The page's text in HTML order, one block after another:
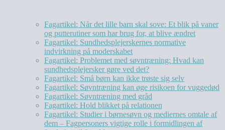
Fagartikel: Når det lille barn skal sove: Et blik på vaner
og putterutiner som har brug for, at blive ændret
Fagartikel: Sundhedsplejerskernes normative
indvirkning på moderskabet
Fagartikel: Problemet med søvntræning: Hvad kan
sundhedsplejersker gøre ved det?
Fagartikel: Små børn kan ikke trøste sig selv
Fagartikel: Søvntræning kan øge risikoen for vuggedød
Fagartikel: Søvntræning med gråd
Fagartikel: Hold blikket på relationen
Fagartikel: Studier i børnesøvn og mediernes omtale af
dem – Fagpersoners vigtige rolle i formidlingen af